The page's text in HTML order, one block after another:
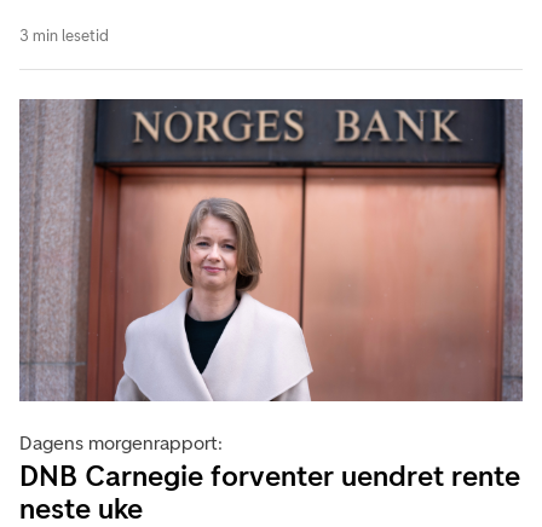
3 min lesetid
Dagens morgenrapport:
DNB Carnegie forventer uendret rente
neste uke